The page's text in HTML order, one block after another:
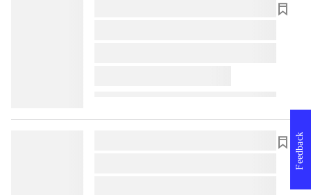
lorem ipsum dolor sit amet ...
lorem ipsum dolor sit amet ...
lorem ipsum dolor sit amet ...
lorem ipsum dolor sit amet ...
Feedback